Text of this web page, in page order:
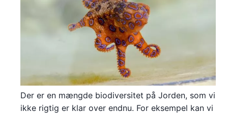
Der er en mængde biodiversitet på Jorden, som vi
ikke rigtig er klar over endnu. For eksempel kan vi